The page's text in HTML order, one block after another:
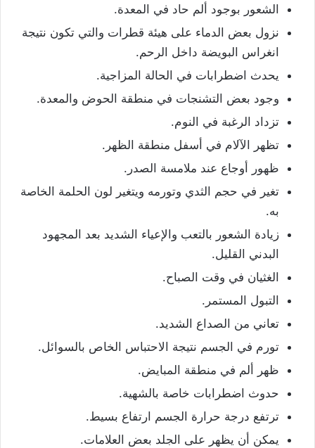
الشعور بوجود ألم حاد في المعدة.
نزول بعض الدماء على هيئة قطرات والتي تكون نتيجة
انغراس البويضة داخل الرحم.
يحدث اضطرابات في الحالة المزاجية.
وجود بعض التشنجات في منطقة الحوض والمعدة.
تزداد الرغبة في النوم.
تظهر الآلام في أسفل منطقة الظهر.
ظهور أوجاع عند ملامسة الصدر.
تغير في حجم الثدي وتورمه ويتغير لون الحلمة الخاصة
به.
زيادة الشعور بالتعب والإعياء الشديد بعد المجهود
البدني القليل.
الغثيان في وقت الصباح.
التبول المستمر.
تعاني من الصداع الشديد.
تورم في الجسم نتيجة الاحتباس الخاص بالسوائل.
ظهر ألم في منطقة المبايض.
حدوث اضطرابات خاصة بالشهية.
ترتفع درجة حرارة الجسم ارتفاع بسيط.
يمكن أن يظهر على الجلد بعض العلامات.